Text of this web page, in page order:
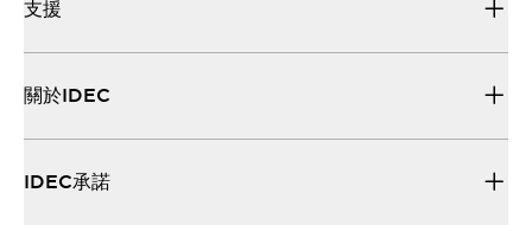
支援
關於IDEC
IDEC承諾